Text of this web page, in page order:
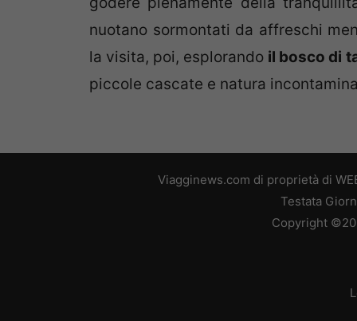
nuotano sormontati da affreschi
la visita, poi, esplorando il bosco di
piccole cascate e natura
Viagginews.com di proprietà di
Testata
Copyright